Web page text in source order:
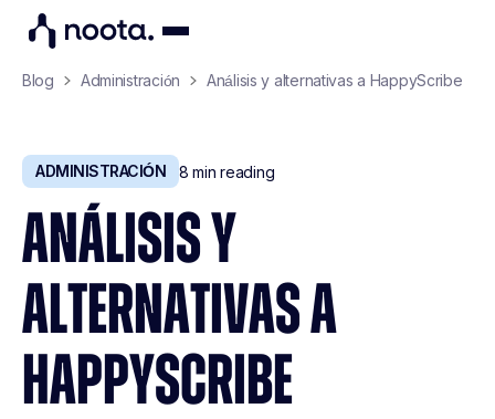
Blog Administración Análisis y alternativas a HappyScribe
ADMINISTRACIÓN 8 min reading
ANÁLISIS Y
ALTERNATIVAS A
HAPPYSCRIBE